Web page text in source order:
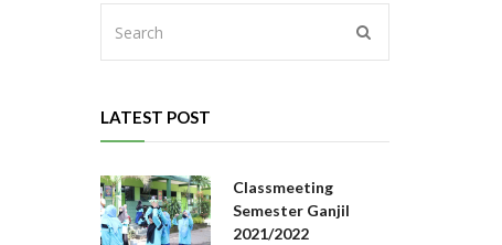
LATEST POST
Classmeeting
Semester Ganjil
2021/2022